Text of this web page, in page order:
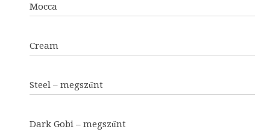
Mocca
Cream
Steel – megszűnt
Dark Gobi – megszűnt